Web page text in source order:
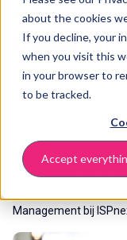
about the cookies
If you decline, your
when you visit this
in your browser to
to be tracked.
Accept
toekomst
06 Februari 2025
uitzonderingen" en
zeggen veel over
bereidheid. Vaak
moet worden op de
kunnen
Management bij